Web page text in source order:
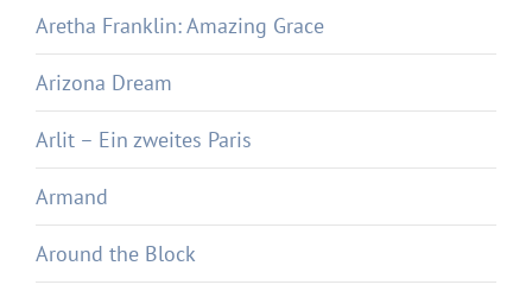
Aretha Franklin: Amazing Grace
Arizona Dream
Arlit – Ein zweites Paris
Armand
Around the Block